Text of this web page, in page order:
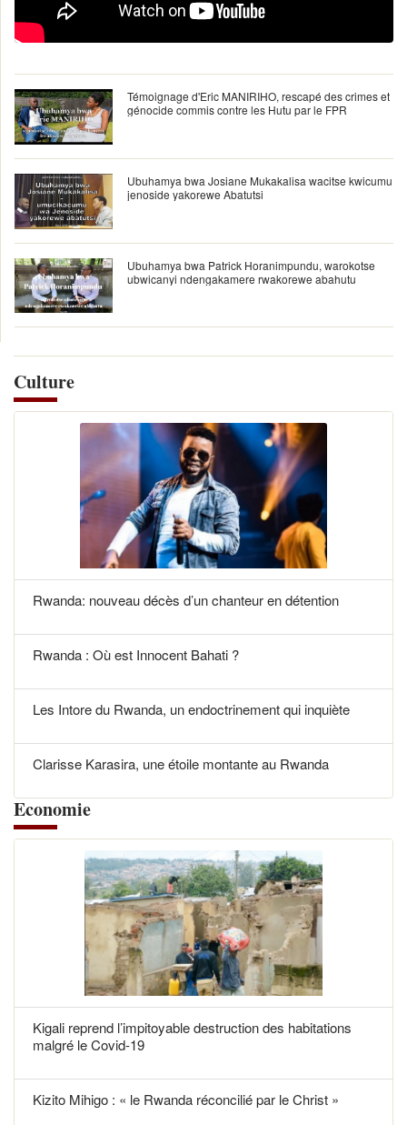
Témoignage d'Eric MANIRIHO, rescapé des crimes et
génocide commis contre les Hutu par le FPR
Ubuhamya bwa Josiane Mukakalisa wacitse kwicumu
jenoside yakorewe Abatutsi
Ubuhamya bwa Patrick Horanimpundu, warokotse
ubwicanyi ndengakamere rwakorewe abahutu
Culture
Rwanda: nouveau décès d’un chanteur en détention
Rwanda : Où est Innocent Bahati ?
Les Intore du Rwanda, un endoctrinement qui inquiète
Clarisse Karasira, une étoile montante au Rwanda
Economie
Kigali reprend l’impitoyable destruction des habitations
malgré le Covid-19
Kizito Mihigo : « le Rwanda réconcilié par le Christ »